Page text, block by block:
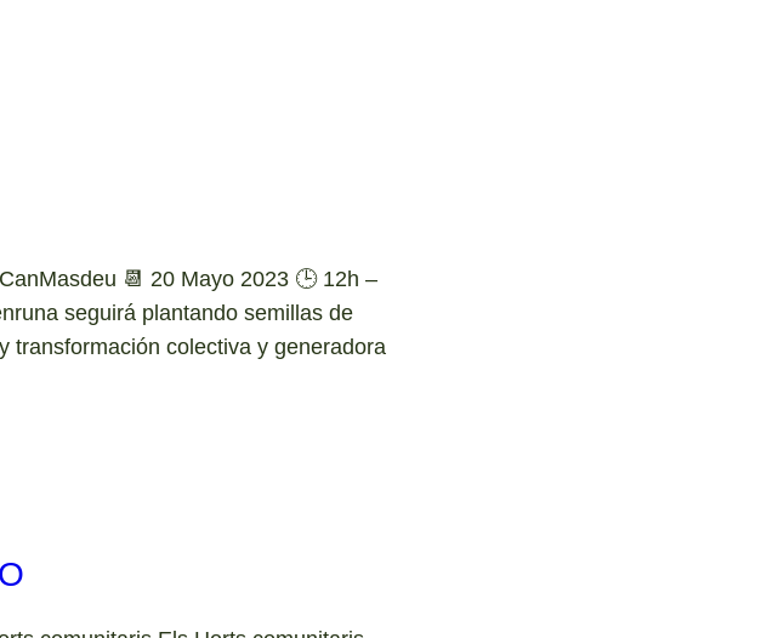
📆 20 Mayo 2023 🕒 12h –
seguirá plantando semillas de
transformación colectiva y generadora